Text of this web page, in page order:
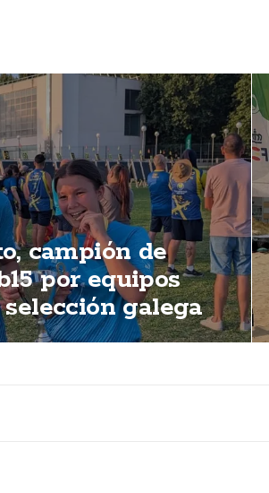
campión de
por equipos
galega